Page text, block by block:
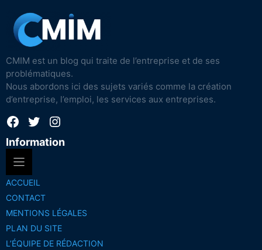
CMIM est un blog qui traite de l’entreprise et de ses
problématiques.
Nous abordons ici des sujets variés comme la création
d’entreprise, l’emploi, les services aux entreprises.
Facebook
TwitterInstagram
Information
ACCUEIL
CONTACT
MENTIONS LÉGALES
PLAN DU SITE
L’ÉQUIPE DE RÉDACTION